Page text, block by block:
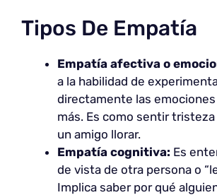
Tipos De Empatía
Empatía afectiva o
a la habilidad de
directamente las
más. Es como sentir
un amigo llorar.
Empatía cognitiva: Es
de vista de otra persona o
Implica saber por qué